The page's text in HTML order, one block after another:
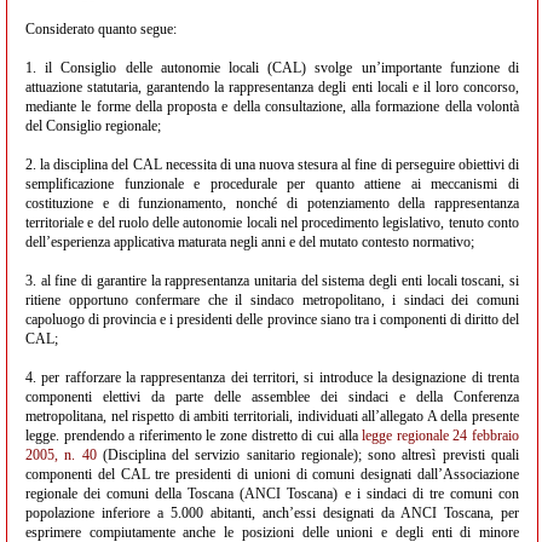
Considerato quanto segue:
1. il Consiglio delle autonomie locali (CAL) svolge un’importante funzione di
attuazione statutaria, garantendo la rappresentanza degli enti locali e il loro concorso,
mediante le forme della proposta e della consultazione, alla formazione della volontà
del Consiglio regionale;
2. la disciplina del CAL necessita di una nuova stesura al fine di perseguire obiettivi di
semplificazione funzionale e procedurale per quanto attiene ai meccanismi di
costituzione e di funzionamento, nonché di potenziamento della rappresentanza
territoriale e del ruolo delle autonomie locali nel procedimento legislativo, tenuto conto
dell’esperienza applicativa maturata negli anni e del mutato contesto normativo;
3. al fine di garantire la rappresentanza unitaria del sistema degli enti locali toscani, si
ritiene opportuno confermare che il sindaco metropolitano, i sindaci dei comuni
capoluogo di provincia e i presidenti delle province siano tra i componenti di diritto del
CAL;
4. per rafforzare la rappresentanza dei territori, si introduce la designazione di trenta
componenti elettivi da parte delle assemblee dei sindaci e della Conferenza
metropolitana, nel rispetto di ambiti territoriali, individuati all’allegato A della presente
legge. prendendo a riferimento le zone distretto di cui allalegge regionale 24 febbraio
2005, n. 40(Disciplina del servizio sanitario regionale); sono altresì previsti quali
componenti del CAL tre presidenti di unioni di comuni designati dall’Associazione
regionale dei comuni della Toscana (ANCI Toscana) e i sindaci di tre comuni con
popolazione inferiore a 5.000 abitanti, anch’essi designati da ANCI Toscana, per
esprimere compiutamente anche le posizioni delle unioni e degli enti di minore